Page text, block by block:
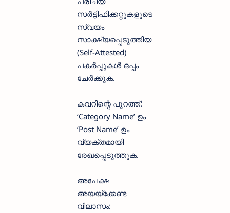
സർട്ടിഫിക്കറ്റുകളുടെ
സ്വയം
സാക്ഷ്യപ്പെടുത്തിയ
(Self-Attested)
പകർപ്പുകൾ ഒപ്പം
ചേർക്കുക.
കവറിന്റെ പുറത്ത്:
‘Category Name’ ഉം
‘Post Name’ ഉം
വ്യക്തമായി
രേഖപ്പെടുത്തുക.
അപേക്ഷ
അയയ്ക്കേണ്ട
വിലാസം: